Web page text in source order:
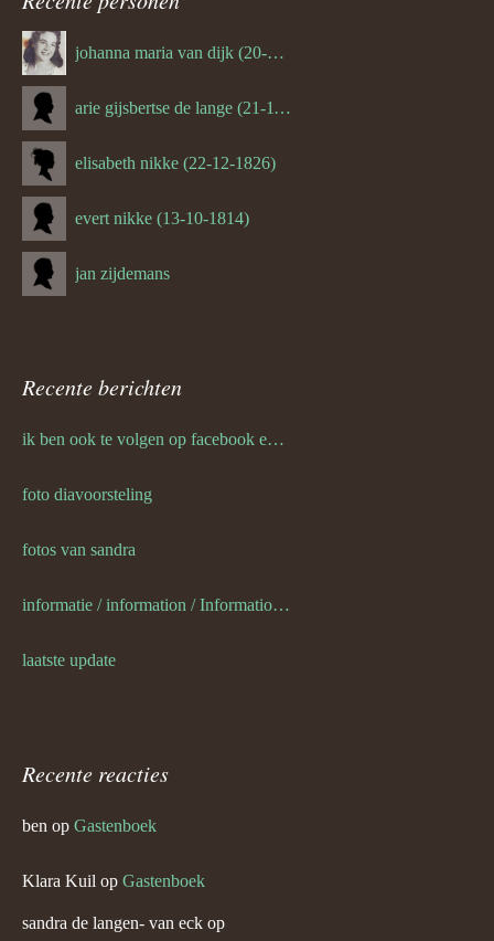
johanna maria van dijk (20-07-1939)
arie gijsbertse de lange (21-11-1675)
elisabeth nikke (22-12-1826)
evert nikke (13-10-1814)
jan zijdemans
Recente berichten
ik ben ook te volgen op facebook en twitter
foto diavoorsteling
fotos van sandra
informatie / information / Informationen / l information
laatste update
Recente reacties
ben op Gastenboek
Klara Kuil op Gastenboek
sandra de langen- van eck op